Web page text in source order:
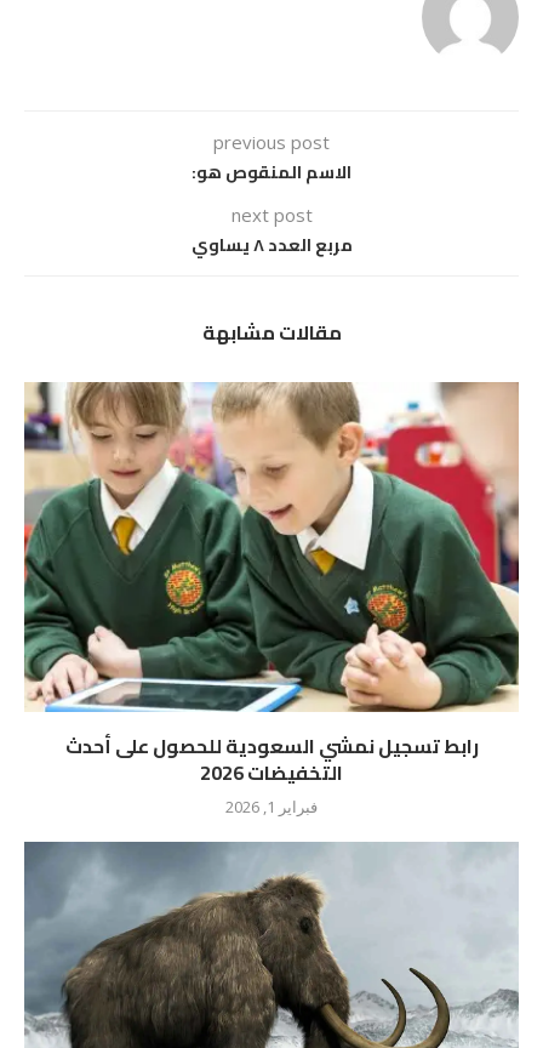
previous post
الاسم المنقوص هو:
next post
مربع العدد ٨ يساوي
مقالات مشابهة
رابط تسجيل نمشي السعودية للحصول على أحدث
التخفيضات 2026
فبراير 1, 2026